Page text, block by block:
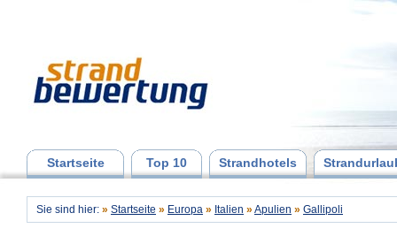
Startseite Top 10 Strandhotels
Sie sind hier: » Startseite » Europa » Italien » Apulien » Gallipoli